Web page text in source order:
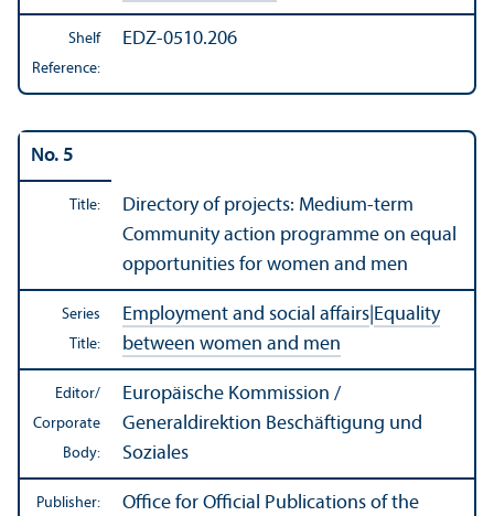
Shelf
Reference:
EDZ-0510.206
No. 5
Title:
Directory of projects: Medium-term
Community action programme on equal
opportunities for women and men
Series
Title:
Employment and social affairs Equality
between women and men
Editor/
Corporate
Body:
Europäische Kommission /
Generaldirektion Beschäftigung und
Soziales
Publisher:
Office for Official Publications of the